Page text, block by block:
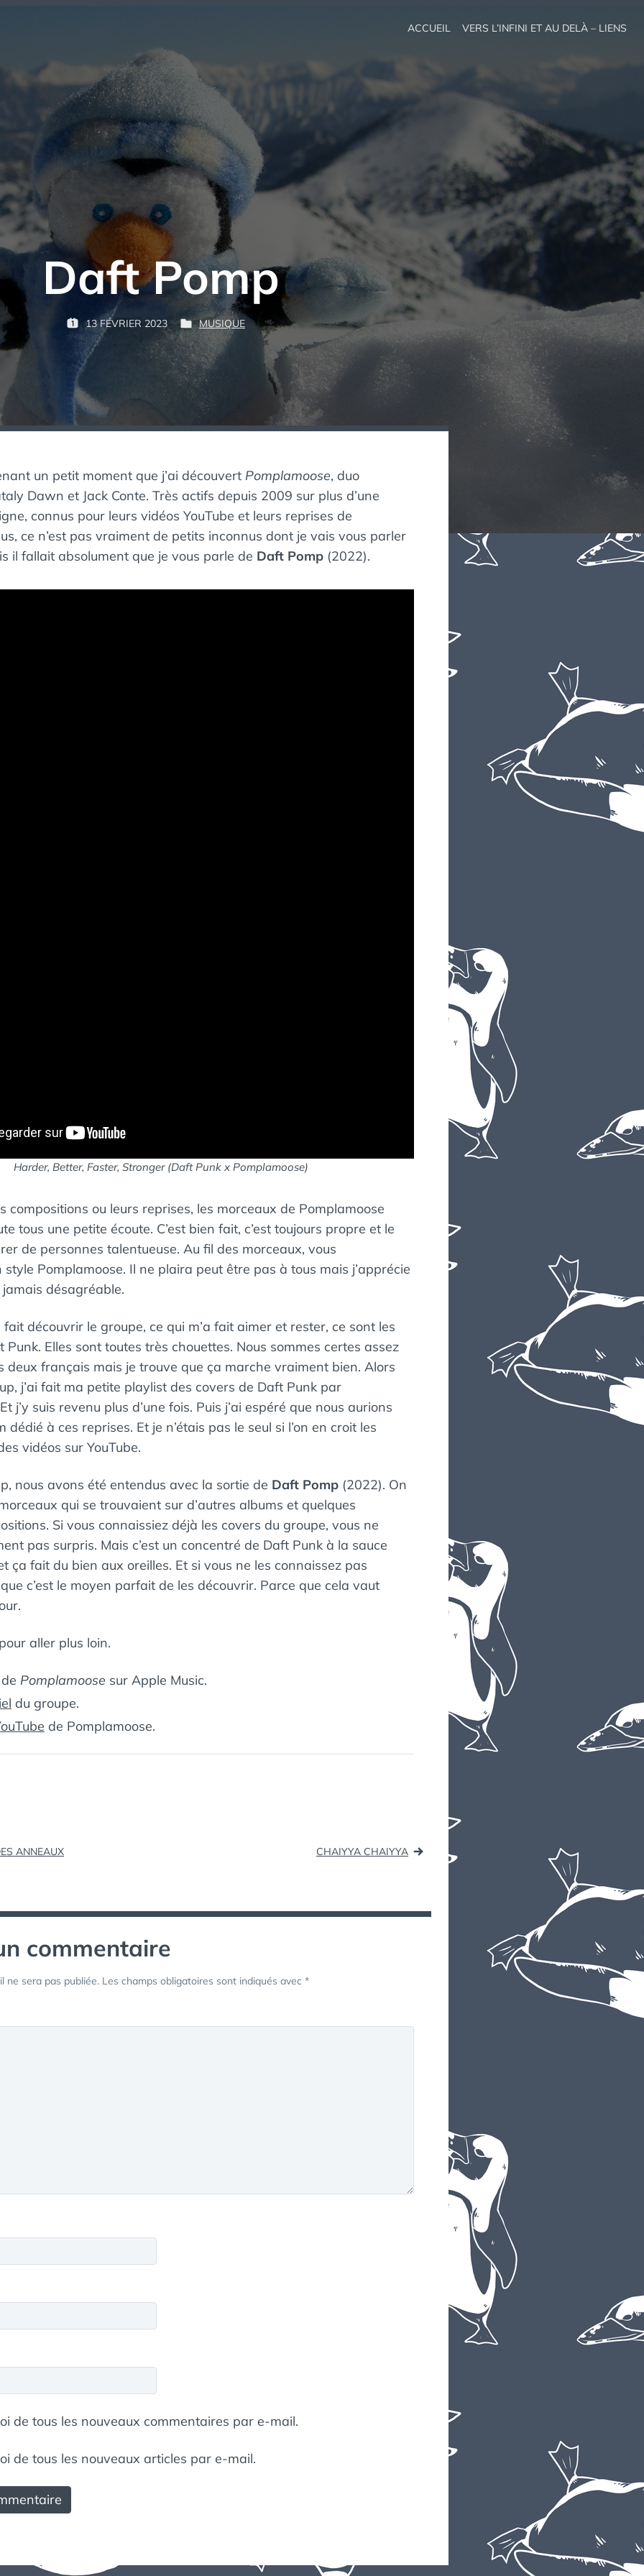
ACCUEIL VERS L’INFINI ET AU DELÀ – LIENS
Daft Pomp
P
L
:
13 FÉVRIER 2023
P
A
R
К
А
К
М
Т
Й
П
И
Г
В
Н
P
U
B
L
D
S
MUSIQUE
un petit moment que j’ai découvert Pomplamoose, duo
Dawn et Jack Conte. Très actifs depuis 2009 sur plus d’une
connus pour leurs vidéos YouTube et leurs reprises de
ce n’est pas vraiment de petits inconnus dont je vais vous parler
il fallait absolument que je vous parle de Daft Pomp (2022).
Harder, Better, Faster, Stronger(Daft Punk x Pomplamoose)
compositions ou leurs reprises, les morceaux de Pomplamoose
tous une petite écoute. C’est bien fait, c’est toujours propre et le
de personnes talentueuse. Au fil des morceaux, vous
Pomplamoose. Il ne plaira peut être pas à tous mais j’apprécie
jamais désagréable.
fait découvrir le groupe, ce qui m’a fait aimer et rester, ce sont les
Punk. Elles sont toutes très chouettes. Nous sommes certes assez
deux français mais je trouve que ça marche vraiment bien. Alors
j’ai fait ma petite playlist des covers de Daft Punk par
j’y suis revenu plus d’une fois. Puis j’ai espéré que nous aurions
dédié à ces reprises. Et je n’étais pas le seul si l’on en croit les
vidéos sur YouTube.
nous avons été entendus avec la sortie de Daft Pomp (2022). On
qui se trouvaient sur d’autres albums et quelques
Si vous connaissiez déjà les covers du groupe, vous ne
pas surpris. Mais c’est un concentré de Daft Punk à la sauce
ça fait du bien aux oreilles. Et si vous ne les connaissez pas
c’est le moyen parfait de les découvrir. Parce que cela vaut
aller plus loin.
de Pomplamoose sur Apple Music.
du groupe.
de Pomplamoose.
ANNEAUX CHAIYYA CHAIYYA
commentaire
ne sera pas publiée. Les champs obligatoires sont indiqués avec *
de tous les nouveaux commentaires par e-mail.
de tous les nouveaux articles par e-mail.